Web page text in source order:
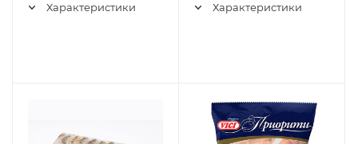
Характеристики Характеристики